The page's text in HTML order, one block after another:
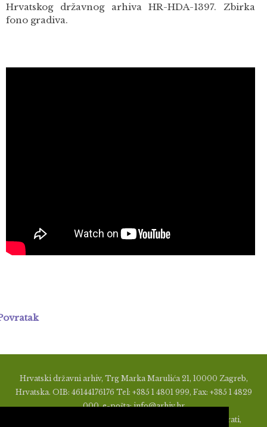
Hrvatskog državnog arhiva HR-HDA-1397. Zbirka
fono gradiva.
Hrvatski državni arhiv, Trg Marka Marulića 21, 10000 Zagreb,
Hrvatska. OIB: 46144176176 Tel: +385 1 4801 999, Fax: +385 1 4829
000, e-pošta: info@arhiv.hr
Zabranjeno je u bilo kojem obliku objavljivati, distribuirati,